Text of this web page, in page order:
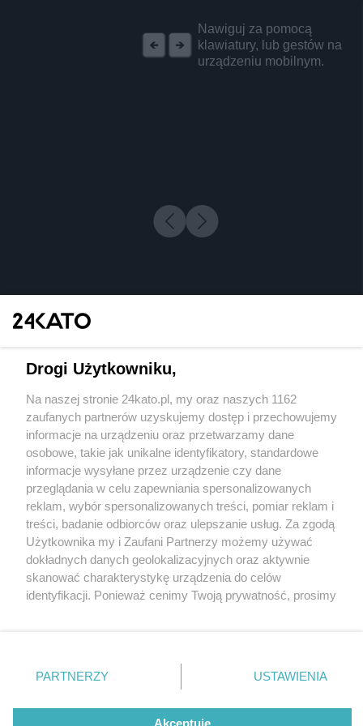
Nawiguj za pomocą
klawiatury, lub gestów na
urządzeniu mobilnym.
1 / 0
Wydawca mediów lokalnych
Nie zapomnij
zapoznać się z:
polityką prywatności regulamin korzystania z portali
Twojemiasto
Piekary Śląskie
Chorzów
Tarnowskie Góry
Gliwice
Skontakuj sięz nami
Kontakt
Wydawca
Redakcja
Drogi Użytkowniku,
Na naszej stronie 24kato.pl, my oraz naszych 1162
zaufanych partnerów uzyskujemy dostęp i przechowujemy
informacje na urządzeniu oraz przetwarzamy dane
osobowe, takie jak unikalne identyfikatory, standardowe
informacje wysyłane przez urządzenie czy dane
przeglądania w celu zapewniania spersonalizowanych
reklam, wybór spersonalizowanych treści, pomiar reklam i
treści, badanie odbiorców oraz ulepszanie usług. Za zgodą
Użytkownika my i Zaufani Partnerzy możemy używać
dokładnych danych geolokalizacyjnych oraz aktywnie
skanować charakterystykę urządzenia do celów
identyfikacji. Ponieważ cenimy Twoją prywatność, prosimy
prywatności znajdujący się w lewym dolnym rogu strony
. Niektóre rodzaje przetwarzania danych nie wymagają
zgody użytkownika, ale masz prawo sprzeciwić się
takiemu przetwarzaniu. Preferencje będą miały
PARTNERZY USTAWIENIA
Akceptuję